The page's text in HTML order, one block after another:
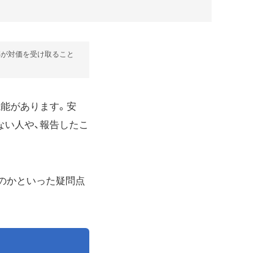
対価を受け取ること
があります。安
人や、報告したこ
かといった疑問点